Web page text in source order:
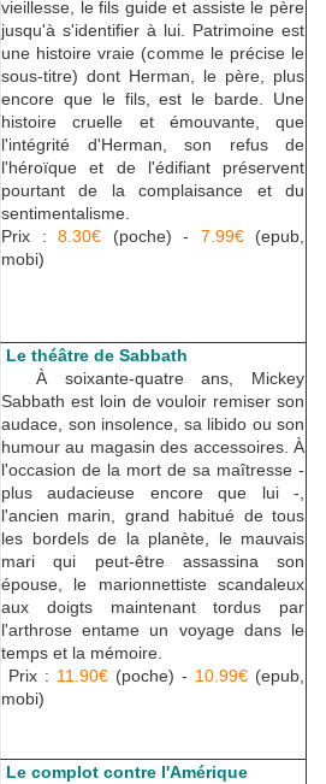
vieillesse, le fils guide et assiste le père
jusqu'à s'identifier à lui. Patrimoine est
une histoire vraie (comme le précise le
sous-titre) dont Herman, le père, plus
encore que le fils, est le barde. Une
histoire cruelle et émouvante, que
l'intégrité d'Herman, son refus de
l'héroïque et de l'édifiant préservent
pourtant de la complaisance et du
sentimentalisme.
Prix : 8.30€ (poche) - 7.99€ (epub,
mobi)
Le théâtre de Sabbath
À soixante-quatre ans, Mickey
Sabbath est loin de vouloir remiser son
audace, son insolence, sa libido ou son
humour au magasin des accessoires. À
l'occasion de la mort de sa maîtresse -
plus audacieuse encore que lui -,
l'ancien marin, grand habitué de tous
les bordels de la planète, le mauvais
mari qui peut-être assassina son
épouse, le marionnettiste scandaleux
aux doigts maintenant tordus par
l'arthrose entame un voyage dans le
temps et la mémoire.
Prix : 11.90€ (poche) - 10.99€ (epub,
mobi)
Le complot contre l'Amérique